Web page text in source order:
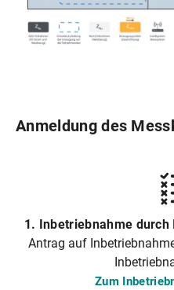
Anmeldung des
1. Inbetriebnahme
Antrag auf
Zum